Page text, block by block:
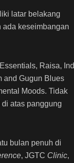
latar belakang
ada keseimbangan
Raisa,
and Gugun Blues
Moods. Tidak
atas panggung
bulan penuh di
, JGTC Clinic,